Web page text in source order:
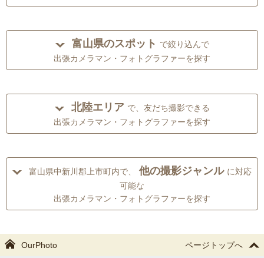
富山県のスポット で絞り込んで
出張カメラマン・フォトグラファーを探す
北陸エリア で、友だち撮影できる
出張カメラマン・フォトグラファーを探す
富山県中新川郡上市町内で、 他の撮影ジャンル に対応
可能な
出張カメラマン・フォトグラファーを探す
OurPhoto ページトップへ